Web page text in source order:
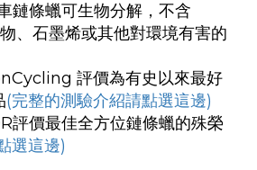
鏈條蠟可生物分解，不含
、石墨烯或其他對環境有害的
評價為有史以來最好
(完整的測驗介紹請點選這邊)
評價最佳全方位鏈條蠟的殊榮
選這邊)